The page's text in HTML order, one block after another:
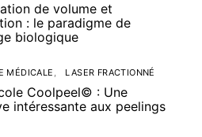
de volume et
: le paradigme de
biologique
MÉDICALE LASER FRACTIONNÉ
Coolpeel© : Une
intéressante aux peelings